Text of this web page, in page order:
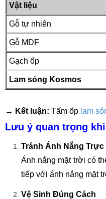
Vật liệu
Gỗ tự nhiên
Gỗ MDF
Gạch ốp
Lam sóng Kosmos
→ Kết luận: Tấm ốp lam
Lưu ý quan trọng
Tránh Ánh Nắng Trực
Ánh nắng mặt trời có
tiếp với ánh nắng mặt
Vệ Sinh Đúng Cách